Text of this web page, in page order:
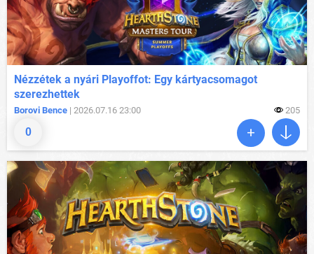
0
Nézzétek a nyári Playoffot: Egy kártyacsomagot
szerezhettek
Borovi Bence | 2026.07.16 23:00 205